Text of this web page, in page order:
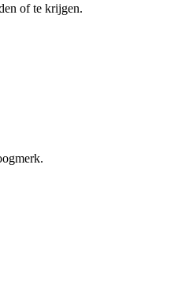
of te krijgen.